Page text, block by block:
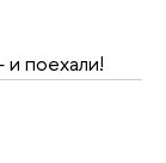
поехали!